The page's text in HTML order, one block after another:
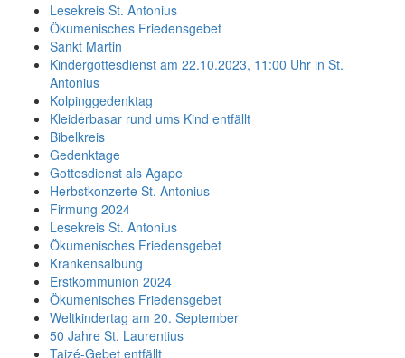
Lesekreis St. Antonius
Ökumenisches Friedensgebet
Sankt Martin
Kindergottesdienst am 22.10.2023, 11:00 Uhr in St.
Antonius
Kolpinggedenktag
Kleiderbasar rund ums Kind entfällt
Bibelkreis
Gedenktage
Gottesdienst als Agape
Herbstkonzerte St. Antonius
Firmung 2024
Lesekreis St. Antonius
Ökumenisches Friedensgebet
Krankensalbung
Erstkommunion 2024
Ökumenisches Friedensgebet
Weltkindertag am 20. September
50 Jahre St. Laurentius
Taizé-Gebet entfällt